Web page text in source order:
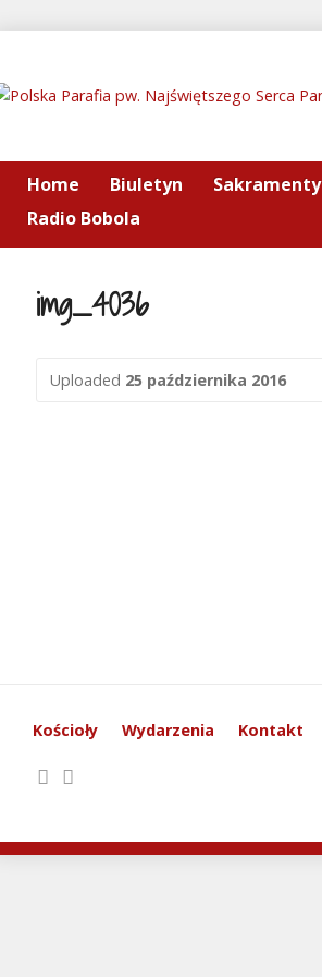
Home Biuletyn Sakramenty
Radio Bobola
img_4036
Uploaded 25 października 2016
Kościoły Wydarzenia Kontakt